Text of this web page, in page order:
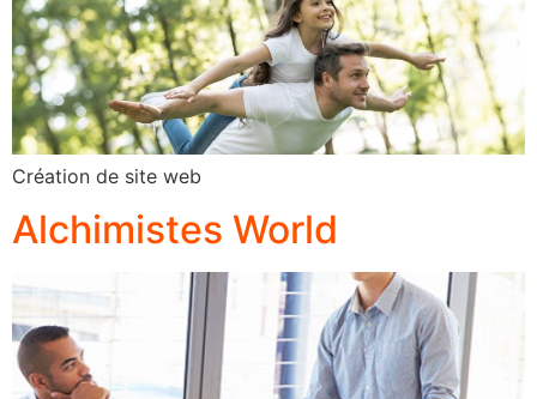
Création de site web
Alchimistes World